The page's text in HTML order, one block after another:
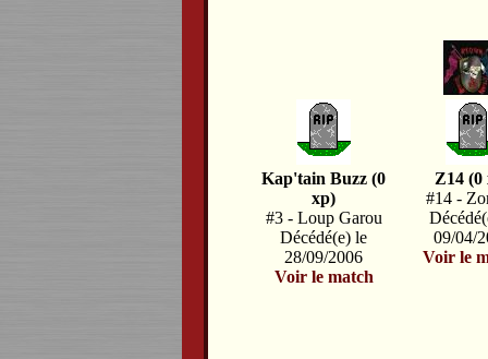
Kap'tain Buzz (0
xp)
#3 - Loup Garou
Décédé(e) le
28/09/2006
Voir le match
Z14 (0
#14 -
09/04/
Voir le